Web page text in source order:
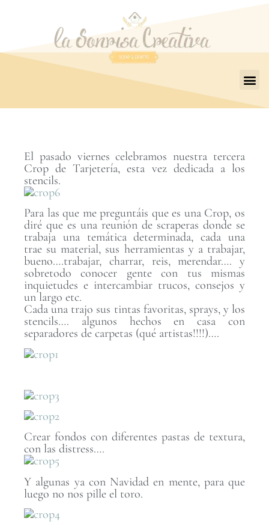
El pasado viernes celebramos nuestra tercera
Crop de Tarjetería, esta vez dedicada a los
stencils.
Para las que me preguntáis que es una Crop, os
diré que es una reunión de scraperas donde se
trabaja una temática determinada, cada una
trae su material, sus herramientas y a trabajar,
bueno….trabajar, charrar, reis, merendar…. y
sobretodo conocer gente con tus mismas
inquietudes e intercambiar trucos, consejos y
un largo etc.
Cada una trajo sus tintas favoritas, sprays, y los
stencils…. algunos hechos en casa con
separadores de carpetas (qué artistas!!!!)….
Crear fondos con diferentes pastas de textura,
con las distress….
Y algunas ya con Navidad en mente, para que
luego no nos pille el toro.